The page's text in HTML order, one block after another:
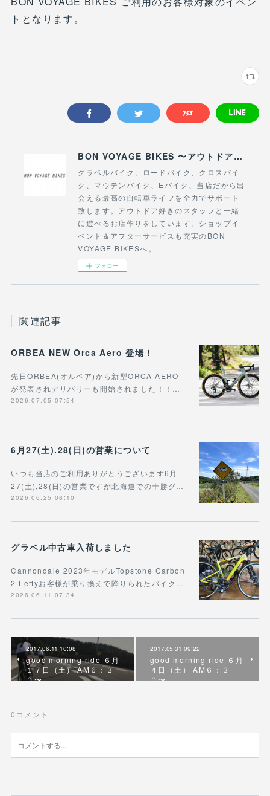
トとなります。
BON VOYAGE BIKES 〜アウトドアライフにつながる自転車専門店〜
グラベルバイク、ロードバイク、クロスバイ
ク、マウテンバイク、Eバイク、当店だから出
会える最高の自転車ライフを全力でサポート
致します。アウトドア好きのスタッフと一緒
に遊べるお店作りをしています。ショップイ
ベント＆アフターサービスも充実のBON
VOYAGE BIKESへ。
フォロー
関連記事
ORBEA NEW Orca Aero 登場！
先日ORBEA(オルベア)から新型ORCA AERO
が発表されデリバリーも開始されました！！…
2026.07.05 07:54
6月27(土).28(日)の営業について
いつも当店のご利用ありがとうございます6月
27(土),28(日)の営業ですが北海道での十勝グ…
2026.06.25 08:10
グラベル中古車入荷しました
Cannondale 2023年モデルTopstone Carbon
2 Leftyお客様が乗り換えで降りられたバイク…
2026.06.11 07:34
2017.06.11 10:08
good morning ride ６月
１７日（土） AM６：３
０〜
2017.05.31 09:22
good morning ride ６月
４日（土） AM６：３
０〜
0 コメント